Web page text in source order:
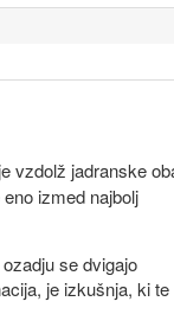
vzdolž jadranske
izmed najbolj
se dvigajo
je izkušnja, ki te